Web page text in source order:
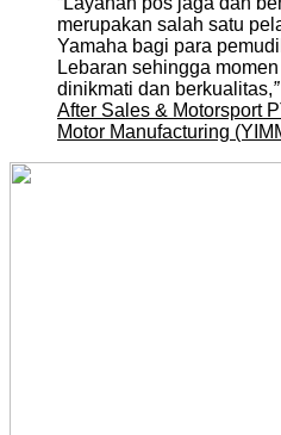
merupakan salah satu
Yamaha bagi para
Lebaran sehingga
dinikmati dan berkualitas,”
After Sales & Motorsport
Motor Manufacturing